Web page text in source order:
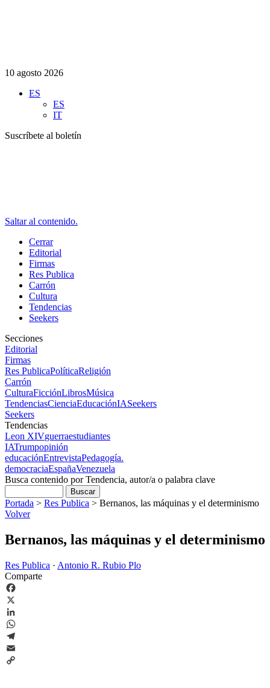
10 agosto 2026
ES
ES
IT
Suscríbete al boletín
Saltar al contenido.
Cerrar
Editorial
Firmas
Res Publica
Carrón
Cultura
Tendencias
Seekers
Secciones
Editorial
Firmas
Res PublicaPolíticaReligión
Carrón
CulturaFicciónLibrosMúsica
TendenciasCienciaEducaciónIASeekers
Seekers
Tendencias
Leon XIVguerraestudiantes
IATrumpopinión
educaciónEntrevistaPedagogía.
democraciaEspañaVenezuela
Busca contenido por Tendencia, autor/a o palabra clave
Portada > Res Publica > Bernanos, las máquinas y el determinismo
Volver
Bernanos, las máquinas y el determinismo
Res Publica · Antonio R. Rubio Plo
Comparte
Facebook
X
LinkedIn
WhatsApp
Telegram
Email